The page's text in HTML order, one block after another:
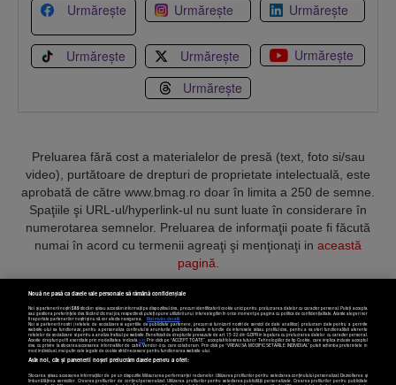
Urmărește Urmărește Urmărește
Urmărește Urmărește
Urmărește
Urmărește
Preluarea fără cost a materialelor de presă (text, foto si/sau
video), purtătoare de drepturi de proprietate intelectuală, este
aprobată de către www.bmag.ro doar în limita a 250 de semne.
Spaţiile şi URL-ul/hyperlink-ul nu sunt luate în considerare în
numerotarea semnelor. Preluarea de informaţii poate fi făcută
numai în acord cu termenii agreaţi şi menţionaţi in această
pagină
Termeni și condiții Confidențialitate Cookies Contact
Copyright © 2025 BUSINESSMEX S.A.
Nouă ne pasă ca datele tale personale să rămână confidențiale
Noi și partenerii noștri589stocăm și/sau accesăm informații pe dispozitivul dvs., precum identificatorii cookie unici pentru prelucrarea datelor cu caracter personal. Puteți accepta
sau gestiona preferințele dvs. făcând clic mai jos, respectiv vă puteți opune utilizării unui interes legitim în orice moment pe pagina cu politica de confidențialitate. Aceste alegeri vor
fi raportate partenerilor noștri și nu vă vor afecta navigarea.
Mai multe detalii
Noi si partenerii nostri (retelele de socializare si agentiile de publicitate partenere, precum si furnizorii nostri de servicii de date analitice) prelucram date pentru a permite
website-ului sa functioneze, pentru a personaliza continutul si anunturile publicitare afisate in functie de interesele si/sau profilul dvs., pentru a va oferi functionalitati aferente
retelelor de socializare si pentru a analiza traficul pe website. Beneficiati de drepturile prevazute de art. 15-22 din GDPR in legatura cu prelucrarea datelor cu caracter personal.
Aceste drepturi pot fi exercitate prin modalitatea indicataaici. Prin click pe “ACCEPT TOATE”, acceptati folosirea tuturor Tehnologiilor de tip Cookie, care implica inclusiv acceptul
dvs. cu privire la stocarea/accesarea informatiilor de catre Vendor-ii cu care colaboram. Prin click pe “VREAU SA MODIFIC SETARILE INDIVIDUAL” puteti schimba preferintele in
mod individual, mai putin cele legate de cookie strict necesare pentru functionarea website-ului.
Atât noi, cât și partenerii noștri prelucrăm datele pentru a oferi:
Stocarea și/sau accesarea informațiilor de pe un dispozitiv. Măsurarea performanței reclamelor. Utilizarea profilurilor pentru selectarea conținutului personalizat. Dezvoltarea și
îmbunătățirea serviciilor. Crearea profilurilor de conținut personalizat. Utilizarea profilurilor pentru selectarea publicității personalizate. Crearea profilurilor pentru publicitate